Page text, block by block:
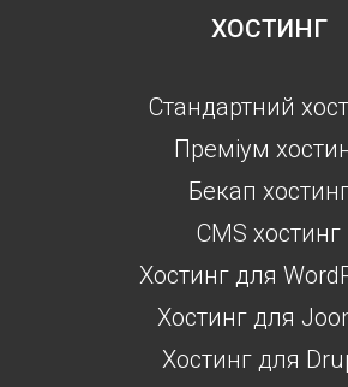
ХОСТИНГ
Стандартний
Преміум
Бекап
CMS хостинг
Хостинг для
Хостинг для
Хостинг для